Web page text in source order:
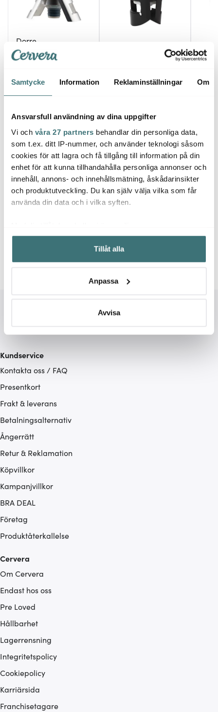
Samtycke Information Reklaminställningar Om
Ansvarsfull användning av dina uppgifter
Vi och våra 27 partners behandlar din personliga data,
som t.ex. ditt IP-nummer, och använder teknologi såsom
cookies för att lagra och få tillgång till information på din
enhet för att kunna tillhandahålla personliga annonser och
innehåll, annons- och innehållsmätning, åskådarinsikter
och produktutveckling. Du kan själv välja vilka som får
använda din data och i vilka syften.
Samla in information om din geografiska plats som
kan ha en noggrannhet på upp till flera meter
Identifiera din enhet genom att aktivt skanna den för
Ta reda på mer om hur dina personliga uppgifter
Du kan ändra eller dra tillbaka ditt samtycke när som
ska anpassas efter det som vi tror att du tycker om. Det
gör också att vi kan analysera vår trafik och göra
som du vill dela med dig av.
Tillåt alla
Anpassa
Avvisa
Dorre
Champagneförslutare
luftpump Silver
62 kr 89 kr 87 kr 109 kr 459
Låt dig inspireras av våra kunder
Kundservice
Kontakta oss / FAQ
Presentkort
Frakt & leverans
Betalningsalternativ
Ångerrätt
Retur & Reklamation
Köpvillkor
Kampanjvillkor
BRA DEAL
Företag
Produktåterkallelse
Cervera
Om Cervera
Endast hos oss
Pre Loved
Hållbarhet
Lagerrensning
Integritetspolicy
Cookiepolicy
Karriärsida
Franchisetagare